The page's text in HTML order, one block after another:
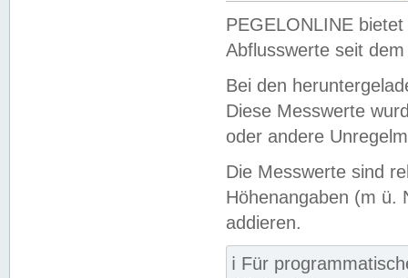
PEGELONLINE
Abflusswerte seit
Bei den
Diese Messwerte
oder andere
Die Messwerte sind
Höhenangaben (m ü.
addieren.
ℹ️ Für